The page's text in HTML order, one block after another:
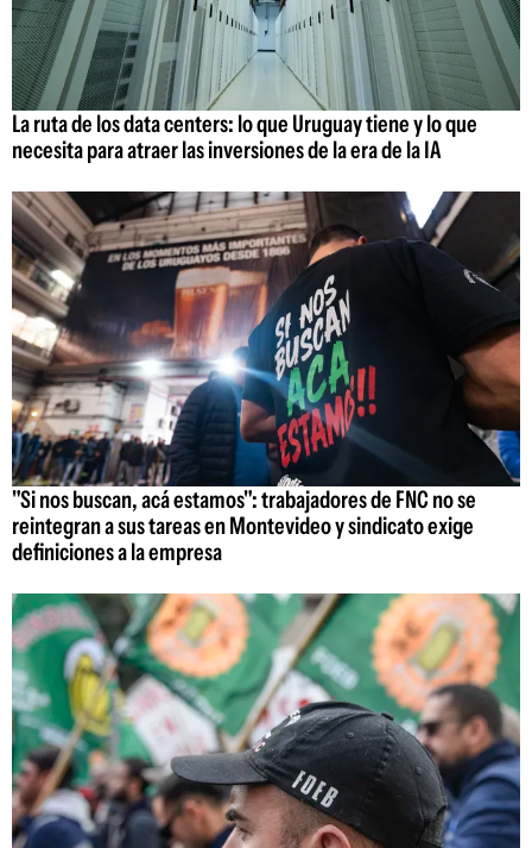
La ruta de los data centers: lo que Uruguay tiene y lo que
necesita para atraer las inversiones de la era de la IA
"Si nos buscan, acá estamos": trabajadores de FNC no se
reintegran a sus tareas en Montevideo y sindicato exige
definiciones a la empresa